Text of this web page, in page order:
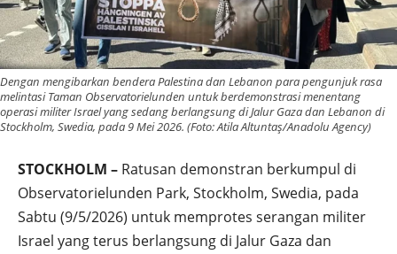
Dengan mengibarkan bendera Palestina dan Lebanon para pengunjuk rasa
melintasi Taman Observatorielunden untuk berdemonstrasi menentang
operasi militer Israel yang sedang berlangsung di Jalur Gaza dan Lebanon di
Stockholm, Swedia, pada 9 Mei 2026. (Foto: Atila Altuntaş/Anadolu Agency)
STOCKHOLM – Ratusan demonstran berkumpul di
Observatorielunden Park, Stockholm, Swedia, pada
Sabtu (9/5/2026) untuk memprotes serangan militer
Israel yang terus berlangsung di Jalur Gaza dan